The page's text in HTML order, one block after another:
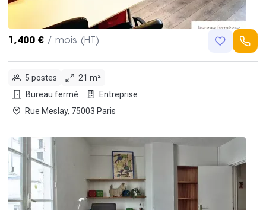
1,400 € / mois (HT)
5 postes
21 m²
Bureau fermé
Entreprise
Rue Meslay, 75003 Paris